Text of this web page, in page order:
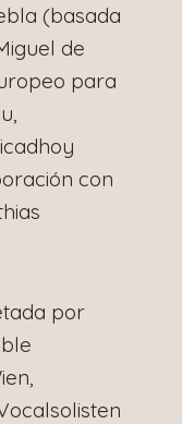
(basada
de
para
con
por